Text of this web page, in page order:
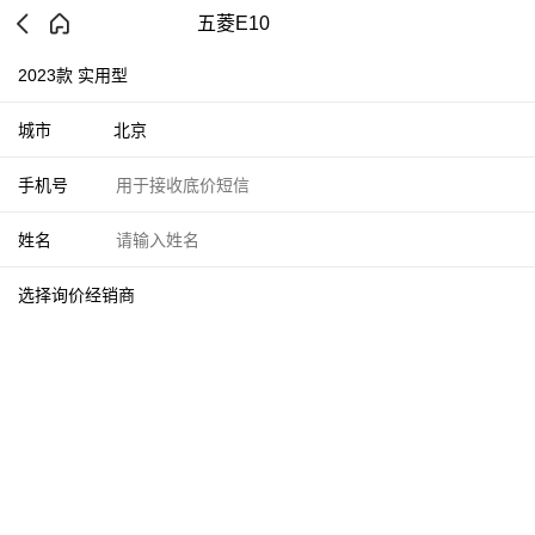
五菱E10
2023款 实用型
城市 北京
手机号
姓名
选择询价经销商